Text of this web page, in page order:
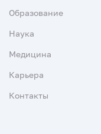
Образование
Наука
Медицина
Карьера
Контакты